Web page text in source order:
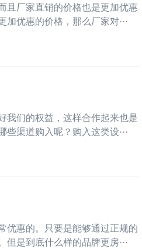
且厂家直销的价格也是更加优惠
优惠的价格，那么厂家对···
我们的权益，这样合作起来也是
渠道购入呢？购入这类设···
优惠的。只要是能够通过正规的
是到底什么样的品牌更房···